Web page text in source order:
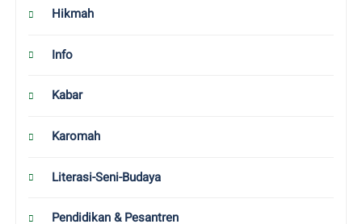
Hikmah
Info
Kabar
Karomah
Literasi-Seni-Budaya
Pendidikan & Pesantren